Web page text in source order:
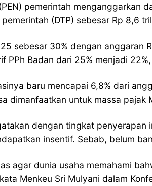
pemerintah
(DTP) sebesar Rp 8,6
sebesar 30% dengan
PPh Badan dari 25% menjadi
baru mencapai 6,8% dari
dimanfaatkan untuk massa pajak
dengan tingkat
insentif. Sebab, belum
agar dunia usaha memahami
Menkeu Sri Mulyani dalam